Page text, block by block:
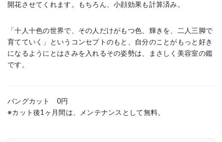
開花させてくれます。もちろん、小顔効果も計算済み。
「十人十色の世界で、その人だけがもつ色、輝きを、二人三脚で
育てていく」というコンセプトのもと、自分のことがもっと好き
になるようにとはさみを入れるその姿勢は、まさしく美容室の鑑
です。
バングカット 0円
※カット後1ヶ月間は、メンテナンスとして無料。